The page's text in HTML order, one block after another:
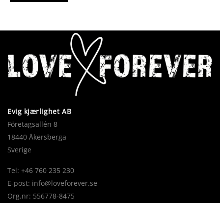
Evig kjærlighet AB
Företagsallén 8
18440 Åkersberga
Sverige
Tel: +46 760 235 230
E-post: info@loveforever.se
Org.nr: 556778-8475